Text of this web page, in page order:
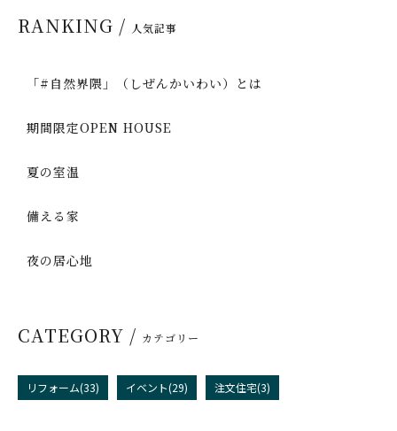
RANKING / 人気記事
「#自然界隈」（しぜんかいわい）とは
期間限定OPEN HOUSE
夏の室温
備える家
夜の居心地
CATEGORY / カテゴリー
リフォーム(33) イベント(29) 注文住宅(3)